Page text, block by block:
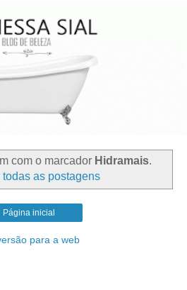
com o marcador Hidramais.
todas as postagens
Página inicial
para a web